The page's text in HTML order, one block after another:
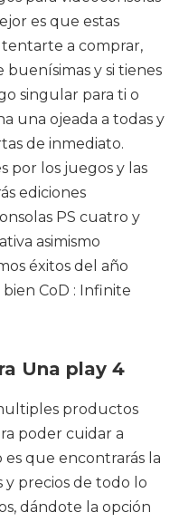
es que estas
a comprar,
y si tienes
singular para ti o
una ojeada a todas y
de inmediato.
por los juegos y las
ediciones
PS cuatro y
asimismo
éxitos del año
CoD : Infinite
Una play 4
productos
poder cuidar a
que encontrarás la
precios de todo lo
dándote la opción